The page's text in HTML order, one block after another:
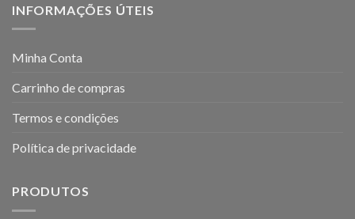
INFORMAÇÕES ÚTEIS
Minha Conta
Carrinho de compras
Termos e condições
Política de privacidade
PRODUTOS